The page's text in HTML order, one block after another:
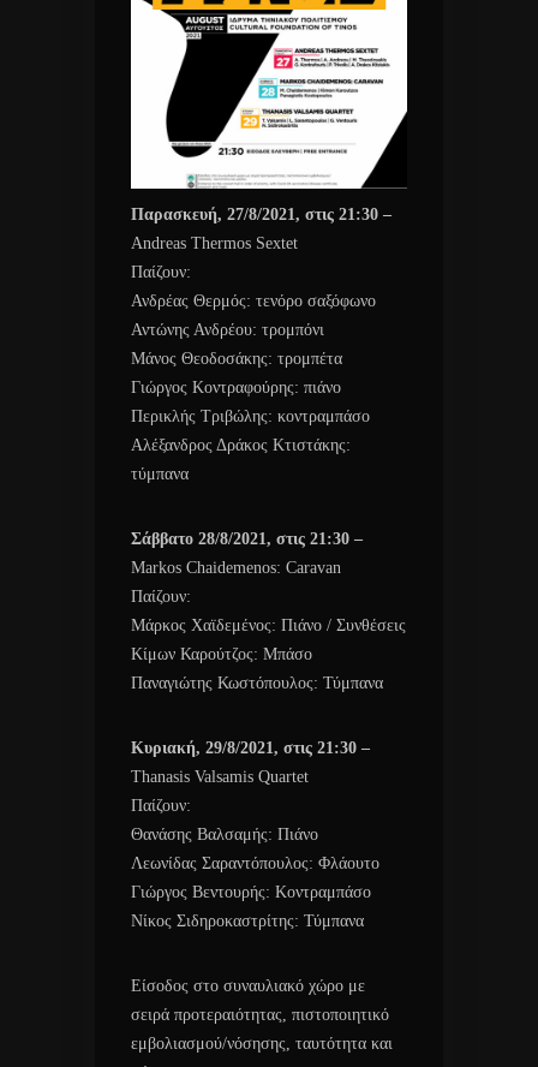
Παρασκευή, 27/8/2021, στις 21:30 –
Andreas Thermos Sextet
Παίζουν:
Ανδρέας Θερμός: τενόρο σαξόφωνο
Αντώνης Ανδρέου: τρομπόνι
Μάνος Θεοδοσάκης: τρομπέτα
Γιώργος Κοντραφούρης: πιάνο
Περικλής Τριβώλης: κοντραμπάσο
Αλέξανδρος Δράκος Κτιστάκης:
τύμπανα
Σάββατο 28/8/2021, στις 21:30 –
Markos Chaidemenos: Caravan
Παίζουν:
Μάρκος Χαϊδεμένος: Πιάνο / Συνθέσεις
Κίμων Καρούτζος: Μπάσο
Παναγιώτης Κωστόπουλος: Τύμπανα
Κυριακή, 29/8/2021, στις 21:30 –
Thanasis Valsamis Quartet
Παίζουν:
Θανάσης Βαλσαμής: Πιάνο
Λεωνίδας Σαραντόπουλος: Φλάουτο
Γιώργος Βεντουρής: Κοντραμπάσο
Νίκος Σιδηροκαστρίτης: Τύμπανα
Είσοδος στο συναυλιακό χώρο με
σειρά προτεραιότητας, πιστοποιητικό
εμβολιασμού/νόσησης, ταυτότητα και